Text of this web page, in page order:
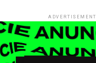
ADVERTISEMENT